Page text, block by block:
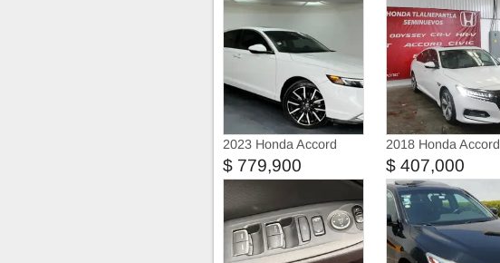
2023 Honda Accord
$ 779,900
2018 Honda Accord
$ 407,000